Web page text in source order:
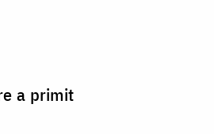
a primit